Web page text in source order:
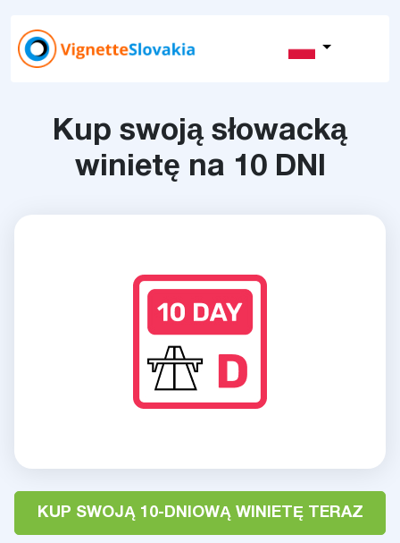
Kup swoją słowacką
winietę na 10 DNI
KUP SWOJĄ 10-DNIOWĄ WINIETĘ TERAZ